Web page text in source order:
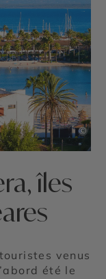
©
îles
venus
été le